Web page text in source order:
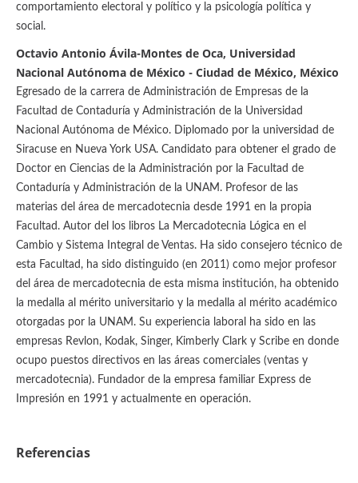
comportamiento electoral y político y la psicología política y
social.
Octavio Antonio Ávila-Montes de Oca, Universidad
Nacional Autónoma de México - Ciudad de México, México
Egresado de la carrera de Administración de Empresas de la
Facultad de Contaduría y Administración de la Universidad
Nacional Autónoma de México. Diplomado por la universidad de
Siracuse en Nueva York USA. Candidato para obtener el grado de
Doctor en Ciencias de la Administración por la Facultad de
Contaduría y Administración de la UNAM. Profesor de las
materias del área de mercadotecnia desde 1991 en la propia
Facultad. Autor del los libros La Mercadotecnia Lógica en el
Cambio y Sistema Integral de Ventas. Ha sido consejero técnico de
esta Facultad, ha sido distinguido (en 2011) como mejor profesor
del área de mercadotecnia de esta misma institución, ha obtenido
la medalla al mérito universitario y la medalla al mérito académico
otorgadas por la UNAM. Su experiencia laboral ha sido en las
empresas Revlon, Kodak, Singer, Kimberly Clark y Scribe en donde
ocupo puestos directivos en las áreas comerciales (ventas y
mercadotecnia). Fundador de la empresa familiar Express de
Impresión en 1991 y actualmente en operación.
Referencias